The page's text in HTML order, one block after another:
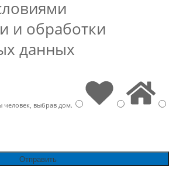
и обработки
данных
человек, выбрав дом.